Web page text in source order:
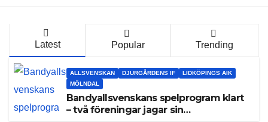
Latest Popular Trending
ALLSVENSKAN DJURGÅRDENS IF
LIDKÖPINGS AIK
MÖLNDAL
Bandyallsvenskans spelprogram klart
– två föreningar jagar sin